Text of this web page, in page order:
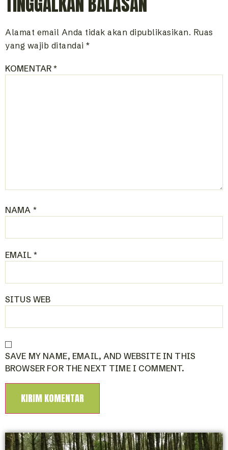
Alamat email Anda tidak akan dipublikasikan. Ruas
yang wajib ditandai *
KOMENTAR*
NAMA *
EMAIL *
SITUS WEB
SAVE MY NAME, EMAIL, AND WEBSITE IN THIS
BROWSER FOR THE NEXT TIME I COMMENT.